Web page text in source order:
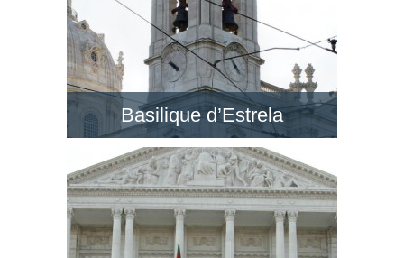
Basilique d’Estrela
Au quartier de Lapa, la Basilique d’Estrela est
un des grands monuments à Lisbonne. Visitez-
la et découvrez le paysage dans son belvédère
!